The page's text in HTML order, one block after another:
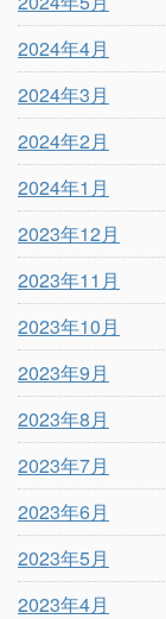
2024年4月
2024年3月
2024年2月
2024年1月
2023年12月
2023年11月
2023年10月
2023年9月
2023年8月
2023年7月
2023年6月
2023年5月
2023年4月